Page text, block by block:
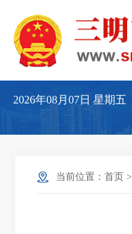
2026年08月07日星期五
当前位置： 首页 >